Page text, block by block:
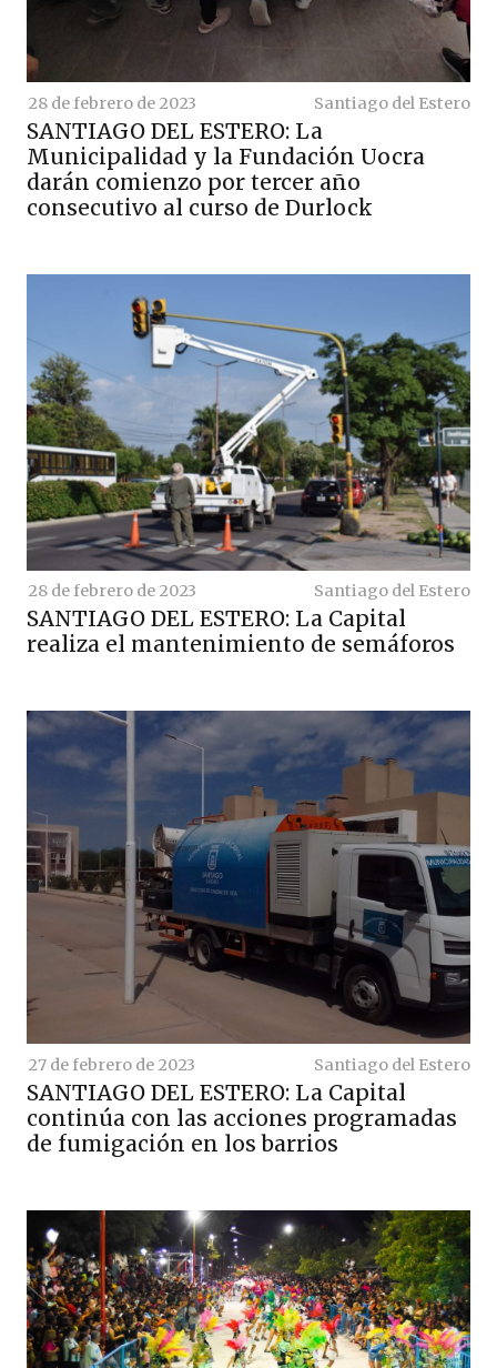
28 de febrero de 2023 Santiago del Estero
SANTIAGO DEL ESTERO: La
Municipalidad y la Fundación Uocra
darán comienzo por tercer año
consecutivo al curso de Durlock
28 de febrero de 2023 Santiago del Estero
SANTIAGO DEL ESTERO: La Capital
realiza el mantenimiento de semáforos
27 de febrero de 2023 Santiago del Estero
SANTIAGO DEL ESTERO: La Capital
continúa con las acciones programadas
de fumigación en los barrios